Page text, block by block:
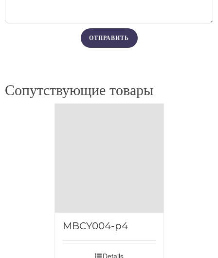
Сопутствующие товары
MBCY004-p4